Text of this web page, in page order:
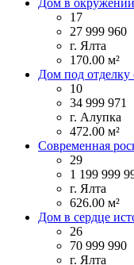
Дом в
17
27 999 960
г. Ялта
170.00 м²
Дом под
10
34 999 971
г. Алупка
472.00 м²
Современная
29
1 199 999
г. Ялта
626.00 м²
Дом в сердце
26
70 999 990
г. Ялта